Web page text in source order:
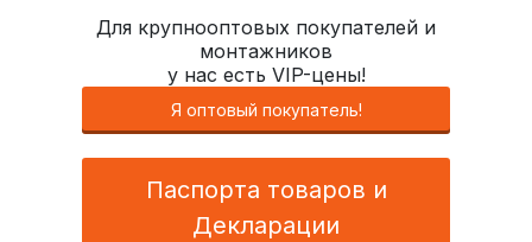
Для крупнооптовых покупателей и
монтажников
у нас есть VIP-цены!
Я оптовый покупатель!
Паспорта товаров и
Декларации